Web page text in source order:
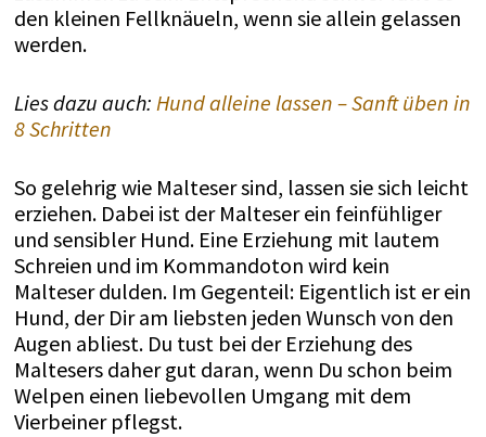
den kleinen Fellknäueln, wenn sie allein gelassen
werden.
Lies dazu auch: Hund alleine lassen – Sanft üben in
8 Schritten
So gelehrig wie Malteser sind, lassen sie sich leicht
erziehen. Dabei ist der Malteser ein feinfühliger
und sensibler Hund. Eine Erziehung mit lautem
Schreien und im Kommandoton wird kein
Malteser dulden. Im Gegenteil: Eigentlich ist er ein
Hund, der Dir am liebsten jeden Wunsch von den
Augen abliest. Du tust bei der Erziehung des
Maltesers daher gut daran, wenn Du schon beim
Welpen einen liebevollen Umgang mit dem
Vierbeiner pflegst.